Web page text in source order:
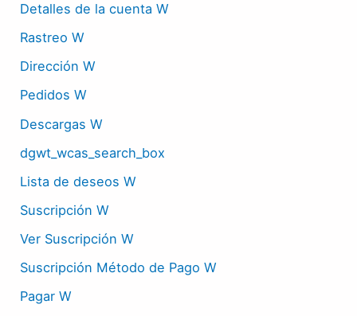
Detalles de la cuenta W
Rastreo W
Dirección W
Pedidos W
Descargas W
dgwt_wcas_search_box
Lista de deseos W
Suscripción W
Ver Suscripción W
Suscripción Método de Pago W
Pagar W